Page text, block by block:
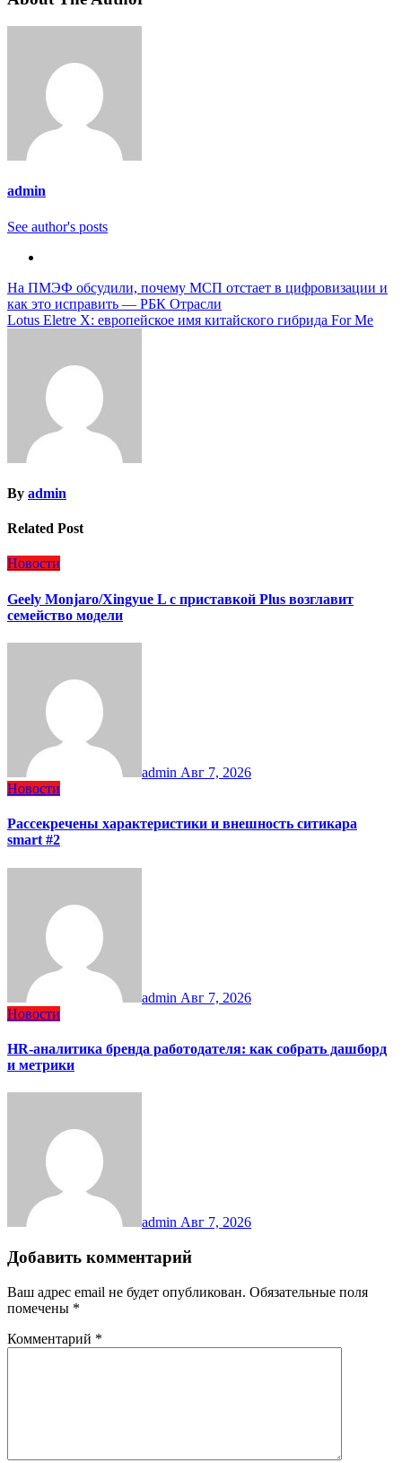
admin
See author's posts
Навигация
по
На ПМЭФ обсудили, почему МСП отстает в цифровизации и
как это исправить — РБК Отрасли
Lotus Eletre X: европейское имя китайского гибрида For Me
By admin
Related Post
Новости
Geely Monjaro/Xingyue L с приставкой Plus возглавит
семейство модели
admin Авг 7, 2026
Новости
Рассекречены характеристики и внешность ситикара
smart #2
admin Авг 7, 2026
Новости
HR-аналитика бренда работодателя: как собрать дашборд
и метрики
admin Авг 7, 2026
Добавить комментарий
Ваш адрес email не будет опубликован. Обязательные поля
помечены *
Комментарий *